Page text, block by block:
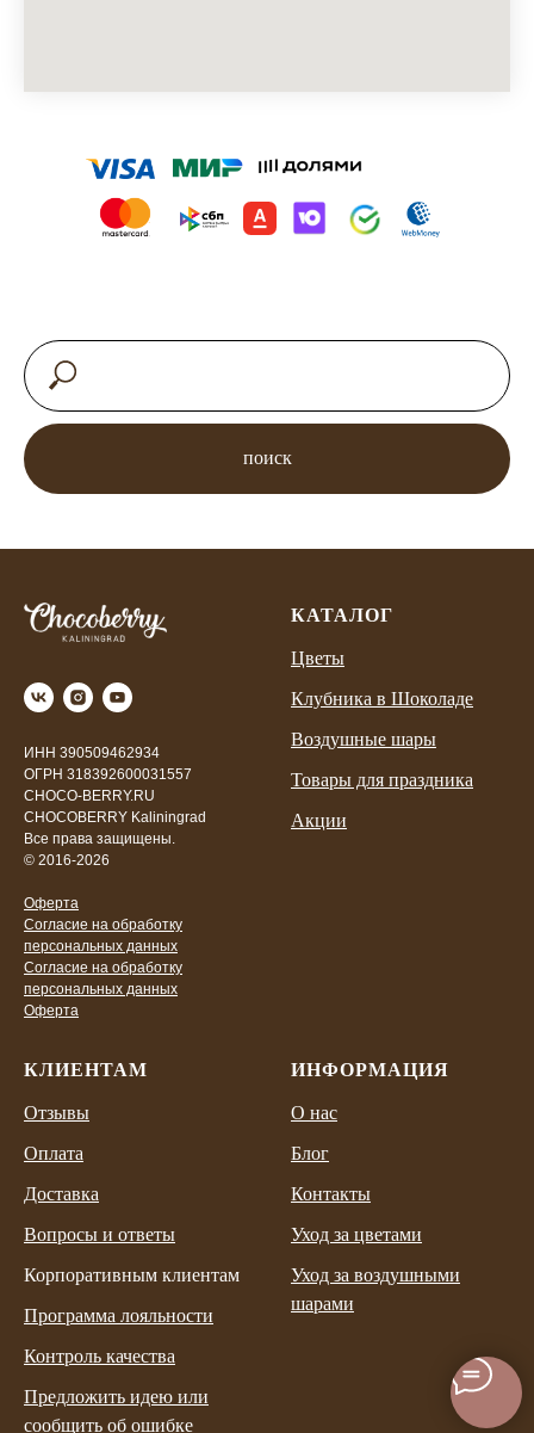
поиск
ИНН 390509462934
ОГРН 318392600031557
CHOCO-BERRY.RU
CHOCOBERRY Kaliningrad
Все права защищены.
© 2016-2026
Оферта
Согласие на обработку
персональных данных
Согласие на обработку
персональных данных
Оферта
КАТАЛОГ
Цветы
Клубника в Шоколаде
Воздушные шары
Товары для праздника
Акции
КЛИЕНТАМ
Отзывы
Оплата
Доставка
Вопросы и ответы
Корпоративным клиентам
Программа лояльности
Контроль качества
Предложить идею или
сообщить об ошибке
ИНФОРМАЦИЯ
О нас
Блог
Контакты
Уход за цветами
Уход за воздушными
шарами